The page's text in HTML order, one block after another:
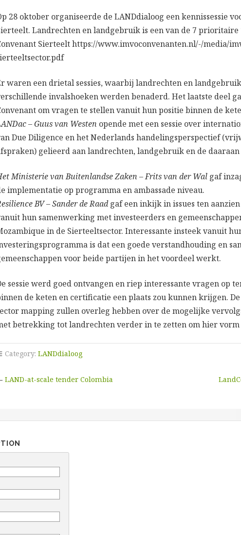
28 oktober organiseerde de LANDdialoog een kennissessie
Landrechten en landgebruik is een van de 7 prioritaire
Sierteelt https://www.imvoconvenanten.nl/-/media/
waren een drietal sessies, waarbij landrechten en
invalshoeken werden benaderd. Het laatste deel
om vragen te stellen vanuit hun positie binnen de
– Guus van Westen opende met een sessie over
Due Diligence en het Nederlands handelingsperspectief
gelieerd aan landrechten, landgebruik en de
Ministerie van Buitenlandse Zaken – Frits van der Wal gaf
implementatie op programma en ambassade niveau.
BV – Sander de Raadgaf een inkijk in issues ten
hun samenwerking met investeerders en
in de Sierteeltsector. Interessante insteek vanuit
is dat een goede verstandhouding en
voor beide partijen in het voordeel werkt.
sessie werd goed ontvangen en riep interessante vragen op
de keten en certificatie een plaats zou kunnen krijgen.
mapping zullen overleg hebben over de mogelijke
betrekking tot landrechten verder in te zetten om hier vorm
Category:LANDdialoog
LAND-at-scale tender Colombia